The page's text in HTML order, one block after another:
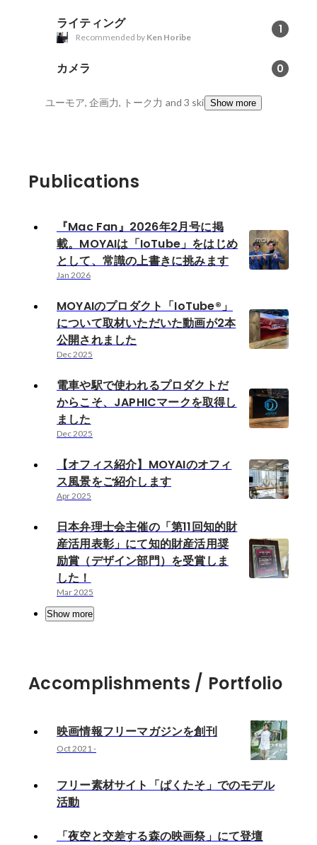
ライティング 1
Recommended by Ken Horibe
カメラ 0
ユーモア, 企画力, トーク力 and 3 skillsShow more
Publications
『Mac Fan』2026年2月号に掲
載。MOYAIは「IoTube」をはじめ
として、常識の上書きに挑みます
Jan 2026
MOYAIのプロダクト「IoTube®」
について取材いただいた動画が2本
公開されました
Dec 2025
電車や駅で使われるプロダクトだ
からこそ、JAPHICマークを取得し
ました
Dec 2025
【オフィス紹介】MOYAIのオフィ
ス風景をご紹介します
Apr 2025
日本弁理士会主催の「第11回知的財
産活用表彰」にて知的財産活用奨
励賞（デザイン部門）を受賞しま
した！
Mar 2025
Show more
Accomplishments / Portfolio
映画情報フリーマガジンを創刊
Oct 2021 -
フリー素材サイト「ぱくたそ」でのモデル
活動
「夜空と交差する森の映画祭」にて登壇